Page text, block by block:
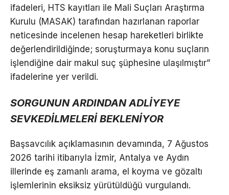
ifadeleri, HTS kayıtları ile Mali Suçları Araştırma
Kurulu (MASAK) tarafından hazırlanan raporlar
neticesinde incelenen hesap hareketleri birlikte
değerlendirildiğinde; soruşturmaya konu suçların
işlendiğine dair makul suç şüphesine ulaşılmıştır”
ifadelerine yer verildi.
SORGUNUN ARDINDAN ADLİYEYE
SEVKEDİLMELERİ BEKLENİYOR
Başsavcılık açıklamasının devamında, 7 Ağustos
2026 tarihi itibarıyla İzmir, Antalya ve Aydın
illerinde eş zamanlı arama, el koyma ve gözaltı
işlemlerinin eksiksiz yürütüldüğü vurgulandı.